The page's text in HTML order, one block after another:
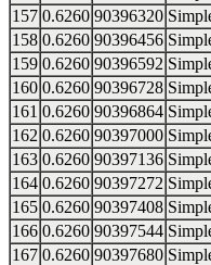
157 0.6260 90396320
158 0.6260 90396456
159 0.6260 90396592
160 0.6260 90396728
161 0.6260 90396864
162 0.6260 90397000
163 0.6260 90397136
164 0.6260 90397272
165 0.6260 90397408
166 0.6260 90397544
167 0.6260 90397680